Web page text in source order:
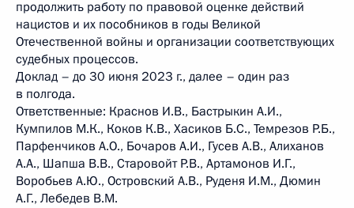
продолжить работу по правовой оценке действий
нацистов и их пособников в годы Великой
Отечественной войны и организации соответствующих
судебных процессов.
Доклад – до 30 июня 2023 г., далее – один раз
в полгода.
Ответственные: Краснов И.В., Бастрыкин А.И.,
Кумпилов М.К., Коков К.В., Хасиков Б.С., Темрезов Р.Б.,
Парфенчиков А.О., Бочаров А.И., Гусев А.В., Алиханов
А.А., Шапша В.В., Старовойт Р.В., Артамонов И.Г.,
Воробьев А.Ю., Островский А.В., Руденя И.М., Дюмин
А.Г., Лебедев В.М.